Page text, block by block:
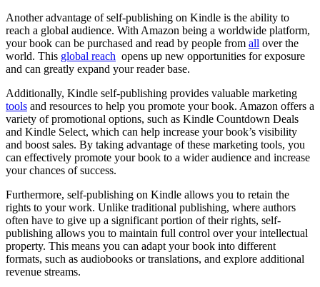
Another advantage of self-publishing on​ Kindle is ‍the ability to
reach a⁢ global audience. ⁤With Amazon being a‍ worldwide‍ platform,
your book can be purchased and read by ​people from all over the
world. ‍This global​ reach ‌ opens up new opportunities for exposure
and ‍can greatly expand your reader base.
Additionally, Kindle self-publishing provides valuable marketing
tools ⁣and resources to‌ help you ‌promote your⁣ book. Amazon offers a
variety of promotional options, such as⁣ Kindle Countdown Deals
and Kindle Select, which can help ‌increase your ​book’s visibility
and boost sales.‍ By taking ‌advantage of these ⁢marketing ⁣tools, you
can​ effectively promote your ⁣book to a‌ wider audience and increase
your chances⁢ of success.
Furthermore, self-publishing ‌on Kindle allows you ‌to retain the
rights⁢ to your ‍work. Unlike traditional publishing, where ⁤authors
often have to give‍ up a ⁢significant portion⁣ of their rights, self-
publishing allows you to maintain full control over⁣ your intellectual
property. This means you can adapt your book into different
formats, such as audiobooks or translations, and explore additional
revenue streams.